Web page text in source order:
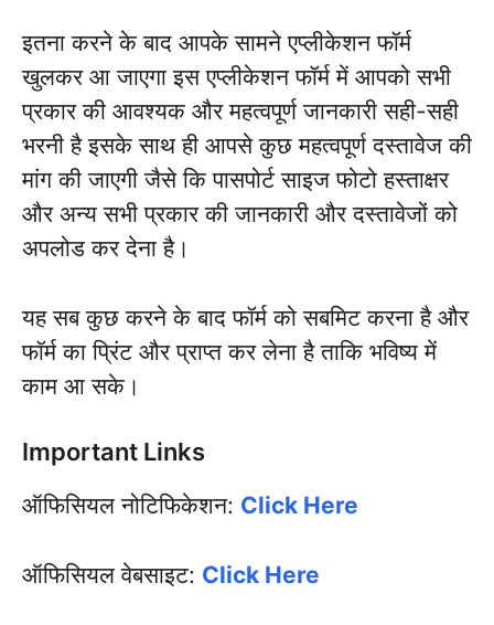
इतना करने के बाद आपके सामने एप्लीकेशन फॉर्म
खुलकर आ जाएगा इस एप्लीकेशन फॉर्म में आपको सभी
प्रकार की आवश्यक और महत्वपूर्ण जानकारी सही-सही
भरनी है इसके साथ ही आपसे कुछ महत्वपूर्ण दस्तावेज की
मांग की जाएगी जैसे कि पासपोर्ट साइज फोटो हस्ताक्षर
और अन्य सभी प्रकार की जानकारी और दस्तावेजों को
अपलोड कर देना है।
यह सब कुछ करने के बाद फॉर्म को सबमिट करना है और
फॉर्म का प्रिंट और प्राप्त कर लेना है ताकि भविष्य में
काम आ सके।
Important Links
ऑफिसियल नोटिफिकेशन: Click Here
ऑफिसियल वेबसाइट: Click Here